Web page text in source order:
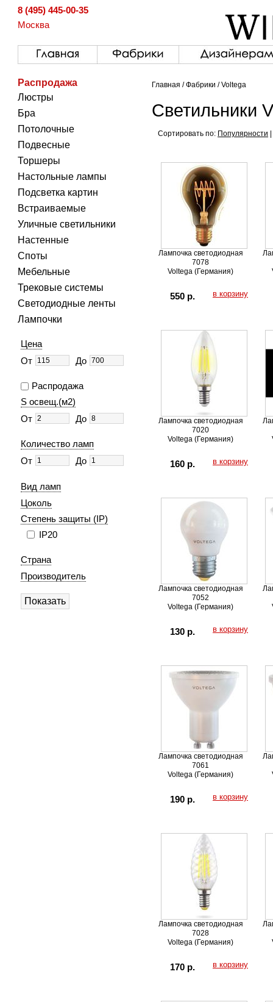
8 (495) 445-00-35
Москва
Распродажа
Люстры
Бра
Потолочные
Подвесные
Торшеры
Настольные лампы
Подсветка картин
Встраиваемые
Уличные светильники
Настенные
Споты
Мебельные
Трековые системы
Светодиодные ленты
Лампочки
Цена
От
До
Распродажа
S освещ.(м2)
От
До
Количество ламп
От
До
Вид ламп
Цоколь
Степень защиты (IP)
IP20
Страна
Производитель
Главная /Фабрики / Voltega
Светильники
Сортировать по: Популярности
Лампочка светодиодная
7078
Voltega (Германия)
550 р. в корзину
Лампочка светодиодная
7020
Voltega (Германия)
160 р. в корзину
Лампочка светодиодная
7052
Voltega (Германия)
130 р. в корзину
Лампочка светодиодная
7061
Voltega (Германия)
190 р. в корзину
Лампочка светодиодная
7028
Voltega (Германия)
170 р. в корзину